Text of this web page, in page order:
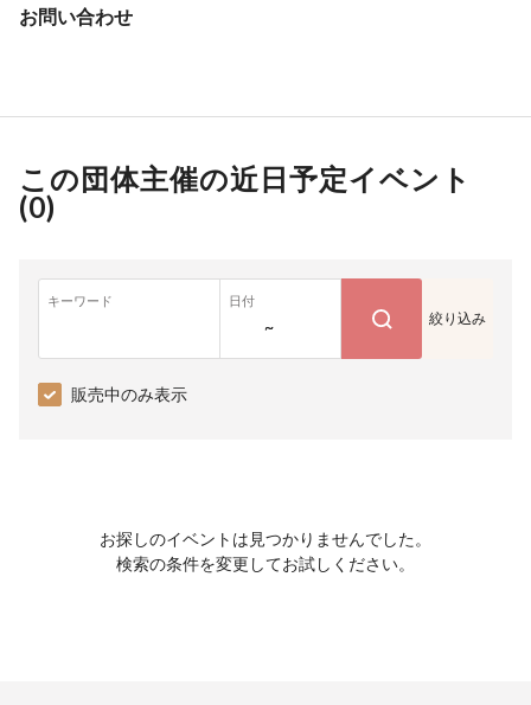
お問い合わせ
この団体主催の近日予定イベント
(0)
キーワード 日付
~ 絞り込み
販売中のみ表示
お探しのイベントは見つかりませんでした。
検索の条件を変更してお試しください。